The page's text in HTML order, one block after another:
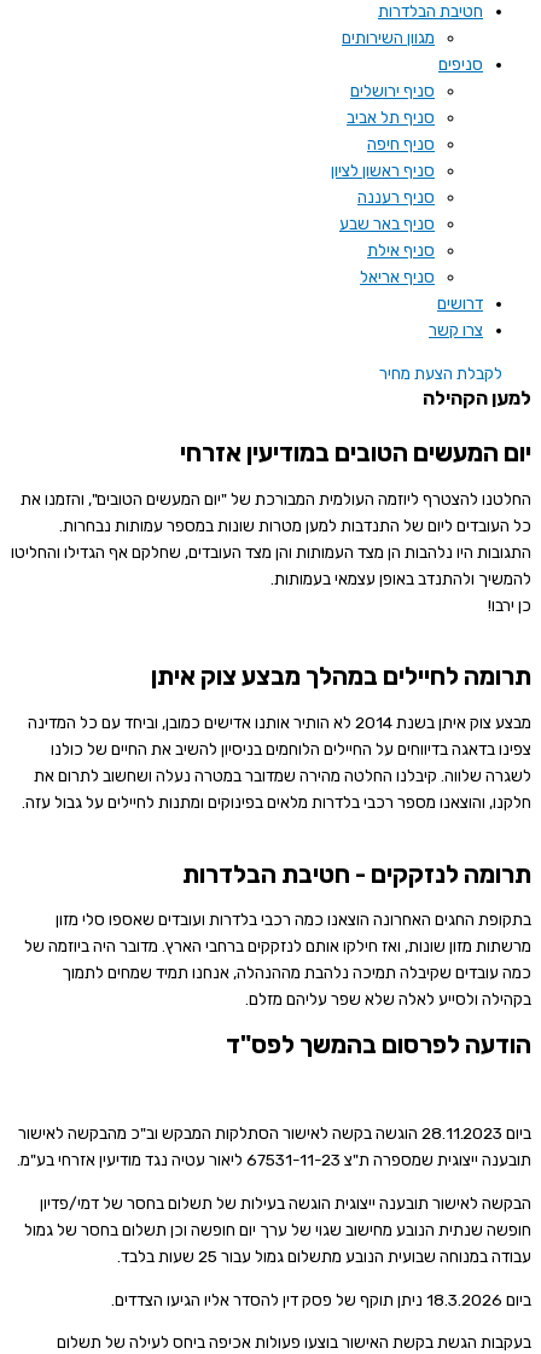
חטיבת הבלדרות
מגוון השירותים
סניפים
סניף ירושלים
סניף תל אביב
סניף חיפה
סניף ראשון לציון
סניף רעננה
סניף באר שבע
סניף אילת
סניף אריאל
דרושים
צרו קשר
לקבלת הצעת מחיר
למען הקהילה
יום המעשים הטובים במודיעין אזרחי
החלטנו להצטרף ליוזמה העולמית המבורכת של "יום המעשים הטובים", והזמנו את
כל העובדים ליום של התנדבות למען מטרות שונות במספר עמותות נבחרות.
התגובות היו נלהבות הן מצד העמותות והן מצד העובדים, שחלקם אף הגדילו והחליטו
להמשיך ולהתנדב באופן עצמאי בעמותות.
כן ירבו!
תרומה לחיילים במהלך מבצע צוק איתן
מבצע צוק איתן בשנת 2014 לא הותיר אותנו אדישים כמובן, וביחד עם כל המדינה
צפינו בדאגה בדיווחים על החיילים הלוחמים בניסיון להשיב את החיים של כולנו
לשגרה שלווה. קיבלנו החלטה מהירה שמדובר במטרה נעלה ושחשוב לתרום את
חלקנו, והוצאנו מספר רכבי בלדרות מלאים בפינוקים ומתנות לחיילים על גבול עזה.
תרומה לנזקקים - חטיבת הבלדרות
בתקופת החגים האחרונה הוצאנו כמה רכבי בלדרות ועובדים שאספו סלי מזון
מרשתות מזון שונות, ואז חילקו אותם לנזקקים ברחבי הארץ. מדובר היה ביוזמה של
כמה עובדים שקיבלה תמיכה נלהבת מההנהלה, אנחנו תמיד שמחים לתמוך
בקהילה ולסייע לאלה שלא שפר עליהם מזלם.
הודעה לפרסום בהמשך לפס"ד
ביום 28.11.2023 הוגשה בקשה לאישור הסתלקות המבקש וב"כ מהבקשה לאישור
תובענה ייצוגית שמספרה ת"צ 67531-11-23 ליאור עטיה נגד מודיעין אזרחי בע"מ.
הבקשה לאישור תובענה ייצוגית הוגשה בעילות של תשלום בחסר של דמי/פדיון
חופשה שנתית הנובע מחישוב שגוי של ערך יום חופשה וכן תשלום בחסר של גמול
עבודה במנוחה שבועית הנובע מתשלום גמול עבור 25 שעות בלבד.
ביום 18.3.2026 ניתן תוקף של פסק דין להסדר אליו הגיעו הצדדים.
בעקבות הגשת בקשת האישור בוצעו פעולות אכיפה ביחס לעילה של תשלום